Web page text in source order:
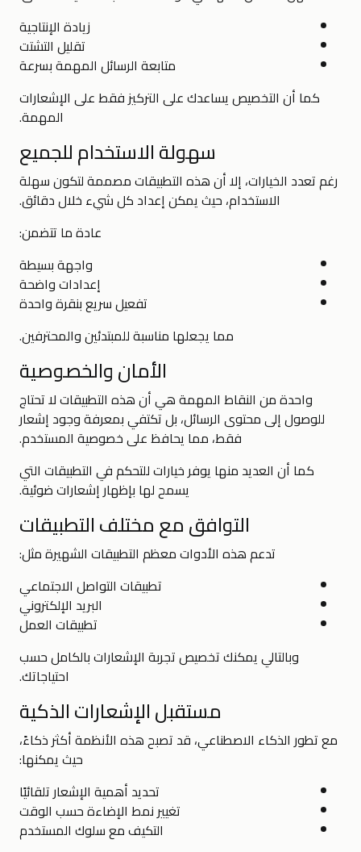
زيادة الإنتاجية
تقليل التشتت
متابعة الرسائل المهمة بسرعة
كما أن التخصيص يساعدك على التركيز فقط على الإشعارات
المهمة.
سهولة الاستخدام للجميع
رغم تعدد الخيارات، إلا أن هذه التطبيقات مصممة لتكون سهلة
الاستخدام، حيث يمكن إعداد كل شيء خلال دقائق.
عادة ما تتضمن:
واجهة بسيطة
إعدادات واضحة
تفعيل سريع بنقرة واحدة
مما يجعلها مناسبة للمبتدئين والمحترفين.
الأمان والخصوصية
واحدة من النقاط المهمة هي أن هذه التطبيقات لا تحتاج
للوصول إلى محتوى الرسائل، بل تكتفي بمعرفة وجود إشعار
فقط، مما يحافظ على خصوصية المستخدم.
كما أن العديد منها يوفر خيارات للتحكم في التطبيقات التي
يسمح لها بإظهار إشعارات ضوئية.
التوافق مع مختلف التطبيقات
تدعم هذه الأدوات معظم التطبيقات الشهيرة مثل:
تطبيقات التواصل الاجتماعي
البريد الإلكتروني
تطبيقات العمل
وبالتالي يمكنك تخصيص تجربة الإشعارات بالكامل حسب
احتياجاتك.
مستقبل الإشعارات الذكية
مع تطور الذكاء الاصطناعي، قد تصبح هذه الأنظمة أكثر ذكاءً،
حيث يمكنها:
تحديد أهمية الإشعار تلقائيًا
تغيير نمط الإضاءة حسب الوقت
التكيف مع سلوك المستخدم